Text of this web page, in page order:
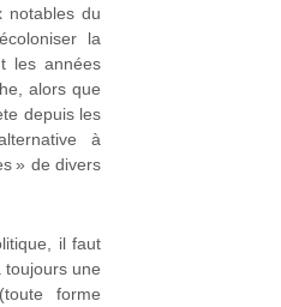
notables du
la
les années
alors que
depuis les
à
» de divers
il faut
toujours une
forme